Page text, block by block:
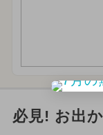
必見! お出